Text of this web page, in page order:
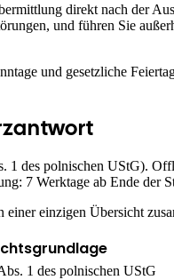
direkt nach der
und führen Sie
und gesetzliche
des polnischen UStG).
7 Werktage ab Ende der
einer einzigen Übersicht
1 des polnischen UStG